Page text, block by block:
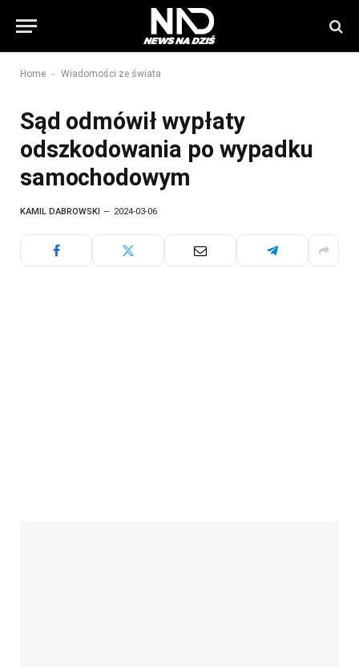
Home - Wiadomości ze świata
Sąd odmówił wypłaty
odszkodowania po wypadku
samochodowym
KAMIL DABROWSKI 2024-03-06